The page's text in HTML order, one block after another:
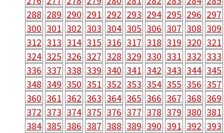
288 289 290 291 292 293 294 295 296 297
300 301 302 303 304 305 306 307 308 309
312 313 314 315 316 317 318 319 320 321
324 325 326 327 328 329 330 331 332 333
336 337 338 339 340 341 342 343 344 345
348 349 350 351 352 353 354 355 356 357
360 361 362 363 364 365 366 367 368 369
372 373 374 375 376 377 378 379 380 381
384 385 386 387 388 389 390 391 392 393